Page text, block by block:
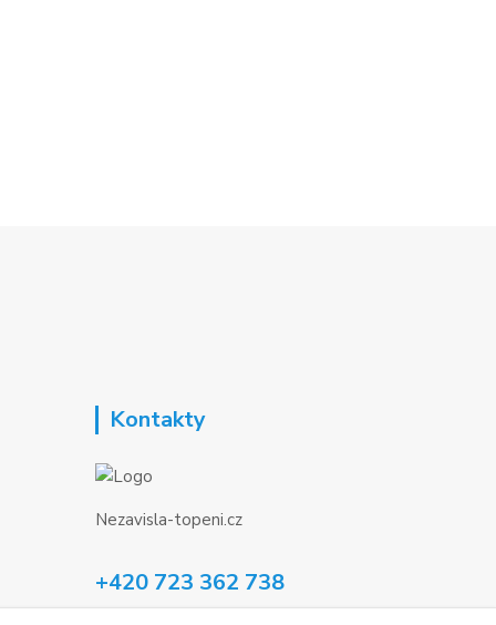
Kontakty
Nezavisla-topeni.cz
+420 723 362 738